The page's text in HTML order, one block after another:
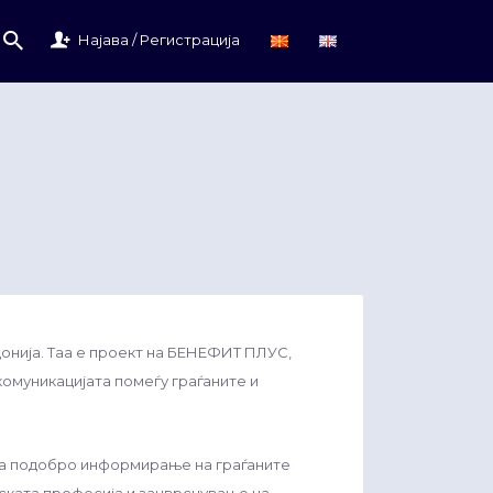
Најава / Регистрација
Таа е проект на БЕНЕФИТ ПЛУС,
помеѓу граѓаните и
подобро информирање на граѓаните